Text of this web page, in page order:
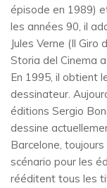
épisode en 1989)
les années 90, il
Jules Verne (Il Giro
Storia del Cinema
En 1995, il obtient
dessinateur.
éditions Sergio
dessine
Barcelone,
scénario pour les
rééditent tous les